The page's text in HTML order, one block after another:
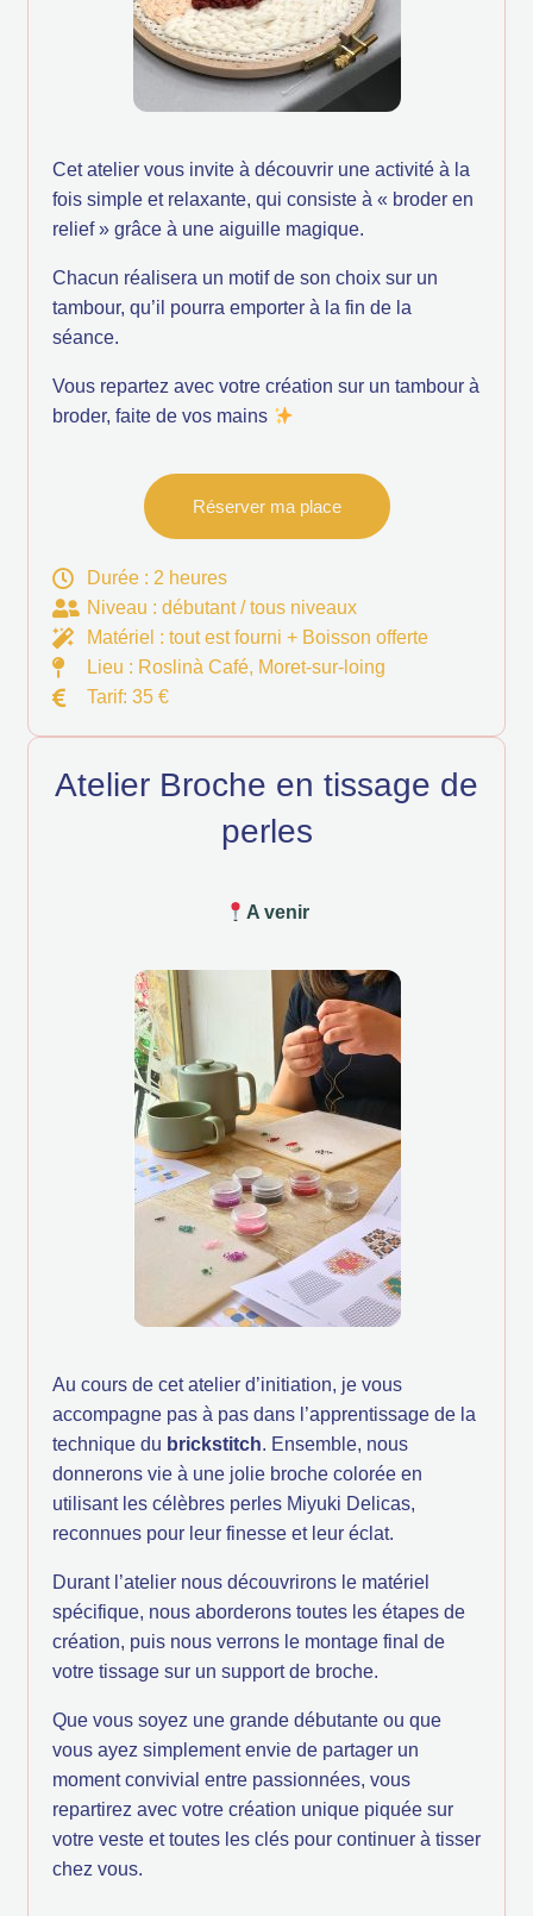
Cet atelier vous invite à découvrir une activité à la
fois simple et relaxante, qui consiste à « broder en
relief » grâce à une aiguille magique.
Chacun réalisera un motif de son choix sur un
tambour, qu’il pourra emporter à la fin de la
séance.
Vous repartez avec votre création sur un tambour à
broder, faite de vos mains
Réserver ma place
Durée : 2 heures
Niveau : débutant / tous niveaux
Matériel : tout est fourni + Boisson offerte
Lieu : Roslinà Café, Moret-sur-loing
Tarif: 35 €
Atelier Broche en tissage de
perles
A venir
Au cours de cet atelier d’initiation, je vous
accompagne pas à pas dans l’apprentissage de la
technique du brickstitch. Ensemble, nous
donnerons vie à une jolie broche colorée en
utilisant les célèbres perles Miyuki Delicas,
reconnues pour leur finesse et leur éclat.
Durant l’atelier nous découvrirons le matériel
spécifique, nous aborderons toutes les étapes de
création, puis nous verrons le montage final de
votre tissage sur un support de broche.
Que vous soyez une grande débutante ou que
vous ayez simplement envie de partager un
moment convivial entre passionnées, vous
repartirez avec votre création unique piquée sur
votre veste et toutes les clés pour continuer à tisser
chez vous.